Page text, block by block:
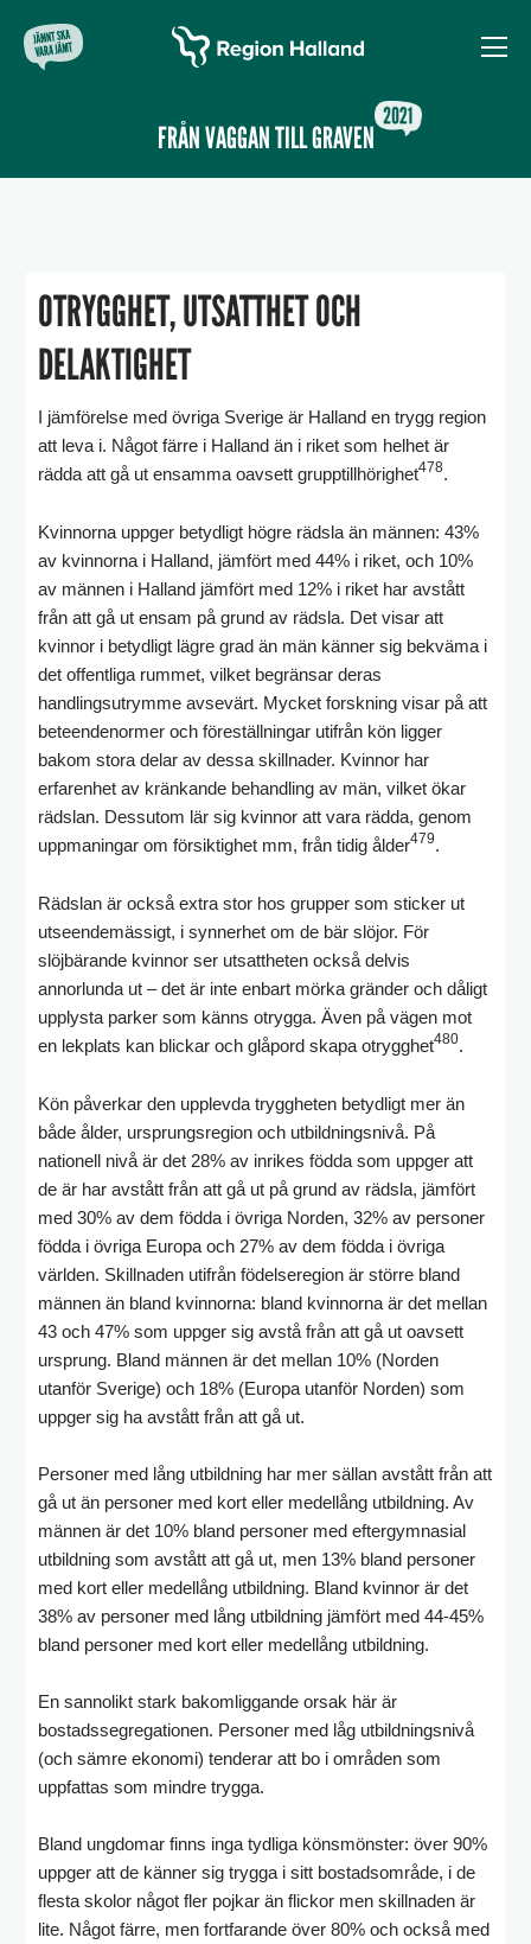
FRÅN VAGGAN TILL GRAVEN
OTRYGGHET, UTSATTHET OCH
DELAKTIGHET
I jämförelse med övriga Sverige är Halland en trygg region
att leva i. Något färre i Halland än i riket som helhet är
rädda att gå ut ensamma oavsett grupptillhörighet478.
Kvinnorna uppger betydligt högre rädsla än männen: 43%
av kvinnorna i Halland, jämfört med 44% i riket, och 10%
av männen i Halland jämfört med 12% i riket har avstått
från att gå ut ensam på grund av rädsla. Det visar att
kvinnor i betydligt lägre grad än män känner sig bekväma i
det offentliga rummet, vilket begränsar deras
handlingsutrymme avsevärt. Mycket forskning visar på att
beteendenormer och föreställningar utifrån kön ligger
bakom stora delar av dessa skillnader. Kvinnor har
erfarenhet av kränkande behandling av män, vilket ökar
rädslan. Dessutom lär sig kvinnor att vara rädda, genom
uppmaningar om försiktighet mm, från tidig ålder479.
Rädslan är också extra stor hos grupper som sticker ut
utseendemässigt, i synnerhet om de bär slöjor. För
slöjbärande kvinnor ser utsattheten också delvis
annorlunda ut – det är inte enbart mörka gränder och dåligt
upplysta parker som känns otrygga. Även på vägen mot
en lekplats kan blickar och glåpord skapa otrygghet480.
Kön påverkar den upplevda tryggheten betydligt mer än
både ålder, ursprungsregion och utbildningsnivå. På
nationell nivå är det 28% av inrikes födda som uppger att
de är har avstått från att gå ut på grund av rädsla, jämfört
med 30% av dem födda i övriga Norden, 32% av personer
födda i övriga Europa och 27% av dem födda i övriga
världen. Skillnaden utifrån födelseregion är större bland
männen än bland kvinnorna: bland kvinnorna är det mellan
43 och 47% som uppger sig avstå från att gå ut oavsett
ursprung. Bland männen är det mellan 10% (Norden
utanför Sverige) och 18% (Europa utanför Norden) som
uppger sig ha avstått från att gå ut.
Personer med lång utbildning har mer sällan avstått från att
gå ut än personer med kort eller medellång utbildning. Av
männen är det 10% bland personer med eftergymnasial
utbildning som avstått att gå ut, men 13% bland personer
med kort eller medellång utbildning. Bland kvinnor är det
38% av personer med lång utbildning jämfört med 44-45%
bland personer med kort eller medellång utbildning.
En sannolikt stark bakomliggande orsak här är
bostadssegregationen. Personer med låg utbildningsnivå
(och sämre ekonomi) tenderar att bo i områden som
uppfattas som mindre trygga.
Bland ungdomar finns inga tydliga könsmönster: över 90%
uppger att de känner sig trygga i sitt bostadsområde, i de
flesta skolor något fler pojkar än flickor men skillnaden är
lite. Något färre, men fortfarande över 80% och också med